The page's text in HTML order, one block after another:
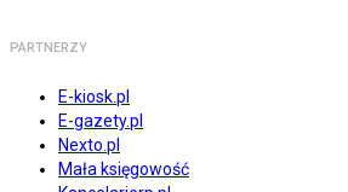
PARTNERZY
E-kiosk.pl
E-gazety.pl
Nexto.pl
Mała księgowość